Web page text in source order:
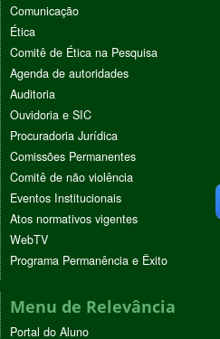
Comunicação
Ética
Comitê de Ética na Pesquisa
Agenda de autoridades
Auditoria
Ouvidoria e SIC
Procuradoria Jurídica
Comissões Permanentes
Comitê de não violência
Eventos Institucionais
Atos normativos vigentes
WebTV
Programa Permanência e Êxito
Menu de Relevância
Portal do Aluno